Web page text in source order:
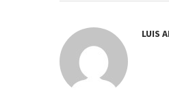
LUIS